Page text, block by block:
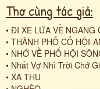
Thơ cùng tác giả:
• ĐI XE LỮA VỀ NGANG
• THÀNH PHỐ CỔ HỘI-
• NHỚ VỀ PHỐ HỘI
• Nhất Vợ Nhì Trời Chớ
• XA THU